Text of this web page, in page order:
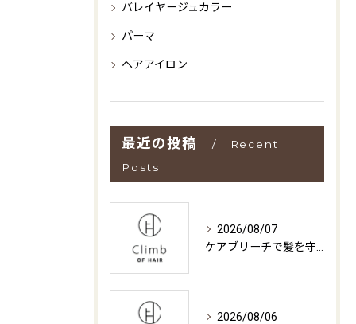
バレイヤージュカラー
パーマ
ヘアアイロン
最近の投稿
Recent
Posts
2026/08/07
2026/08/06